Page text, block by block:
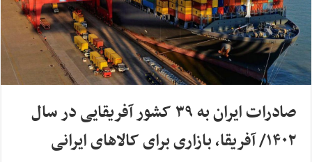
صادرات ایران به ۳۹ کشور آفریقایی در سال
۱۴۰۲/ آفریقا، بازاری برای کالاهای ایرانی